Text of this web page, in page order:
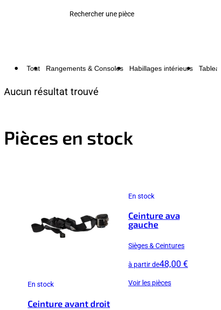
Rechercher une pièce
Tout Rangements & Consoles Habillages intérieurs
Aucun résultat trouvé
Pièces en stock
En stock
Ceinture avant droit
En stock
Ceinture avant
gauche
Sièges & Ceintures
à partir de48,00 €
Voir les pièces